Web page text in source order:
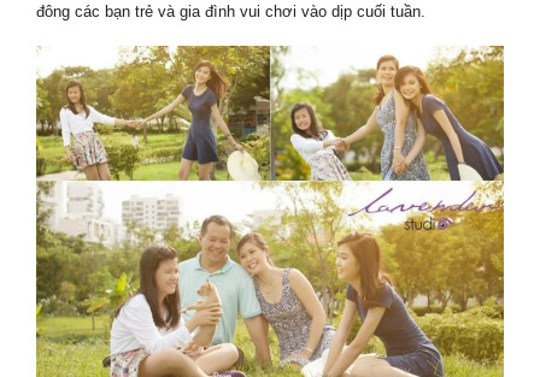
đông các bạn trẻ và gia đình vui chơi vào dịp cuối tuần.